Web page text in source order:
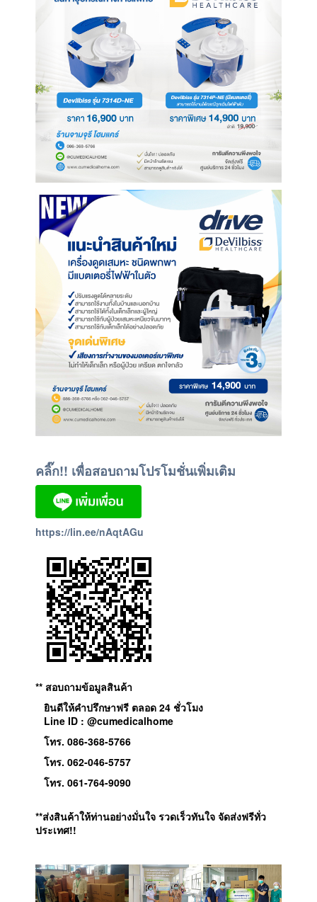
คลิ๊ก!! เพื่อสอบถามโปรโมชั่นเพิ่มเติม
https://lin.ee/nAqtAGu
** สอบถามข้อมูลสินค้า
ยินดีให้คำปรึกษาฟรี ตลอด 24 ชั่วโมง
Line ID : @cumedicalhome
โทร. 086-368-5766
โทร. 062-046-5757
โทร. 061-764-9090
**ส่งสินค้าให้ท่านอย่างมั่นใจ รวดเร็วทันใจ จัดส่งฟรีทั่ว
ประเทศ!!